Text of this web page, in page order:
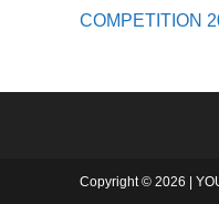
の
記
読
COMPETITION
Copyright © 2026 |